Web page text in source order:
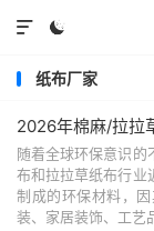


纸布厂家
2026年棉麻/拉拉
随着全球环保意识的
布和拉拉草纸布行业
制成的环保材料，
装、家居装饰、工艺